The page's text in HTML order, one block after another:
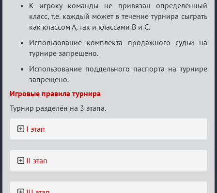
К игроку команды не привязан определённый
класс, т.е. каждый может в течение турнира сыграть
как классом А, так и классами B и С.
Использование комплекта продажного судьи на
турнире запрещено.
Использование поддельного паспорта на турнире
запрещено.
Игровые правила турнира
Турнир разделён на 3 этапа.
I этап
II этап